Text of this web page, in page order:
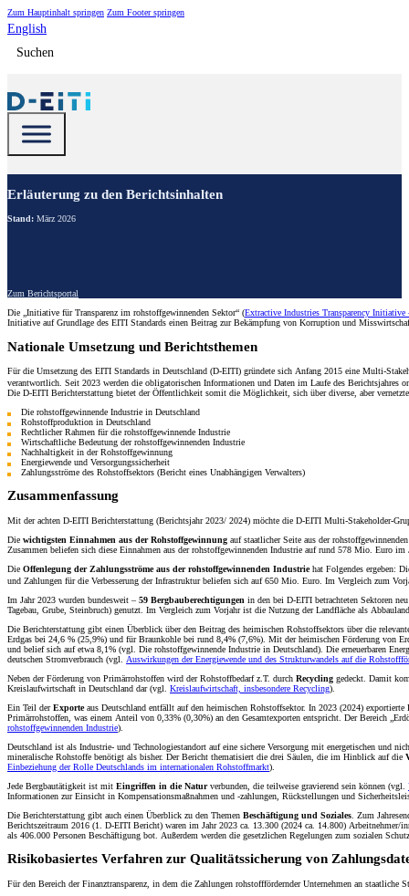
Zum Hauptinhalt springen Zum Footer springen
English
Suchen
Erläuterung zu den Berichtsinhalten
Stand: März 2026
Zum Berichtsportal
Die „Initiative für Transparenz im rohstoffgewinnenden Sektor“ (Extractive Industries Transparency Initiative
Initiative auf Grundlage des EITI Standards einen Beitrag zur Bekämpfung von Korruption und
Nationale Umsetzung und Berichtsthemen
Für die Umsetzung des EITI Standards in Deutschland (D-EITI) gründete sich Anfang 2015 eine Multi-
verantwortlich. Seit 2023 werden die obligatorischen Informationen und Daten im Laufe des Berichtsjahres
Die D-EITI Berichterstattung bietet der Öffentlichkeit somit die Möglichkeit, sich über diverse, aber
Die rohstoffgewinnende Industrie in Deutschland
Rohstoffproduktion in Deutschland
Rechtlicher Rahmen für die rohstoffgewinnende Industrie
Wirtschaftliche Bedeutung der rohstoffgewinnenden Industrie
Nachhaltigkeit in der Rohstoffgewinnung
Energiewende und Versorgungssicherheit
Zahlungsströme des Rohstoffsektors (Bericht eines Unabhängigen Verwalters)
Zusammenfassung
Mit der achten D-EITI Berichterstattung (Berichtsjahr 2023/ 2024) möchte die D-EITI Multi-Stakeholder-
Die wichtigsten Einnahmen aus der Rohstoffgewinnung auf staatlicher Seite aus der
Zusammen beliefen sich diese Einnahmen aus der rohstoffgewinnenden Industrie auf rund 578 Mio. Euro
Die Offenlegung der Zahlungsströme aus der rohstoffgewinnenden Industriehat Folgendes ergeben:
und Zahlungen für die Verbesserung der Infrastruktur beliefen sich auf 650 Mio. Euro. Im Vergleich zum
Im Jahr 2023 wurden bundesweit – 59 Bergbauberechtigungen in den bei D-EITI betrachteten Sektoren
Tagebau, Grube, Steinbruch) genutzt. Im Vergleich zum Vorjahr ist die Nutzung der Landfläche als
Die Berichterstattung gibt einen Überblick über den Beitrag des heimischen Rohstoffsektors über die
Erdgas bei 24,6 % (25,9%) und für Braunkohle bei rund 8,4% (7,6%). Mit der heimischen Förderung von
und belief sich auf etwa 8,1% (vgl. Die rohstoffgewinnende Industrie in Deutschland). Die erneuerbaren
deutschen Stromverbrauch (vgl. Auswirkungen der Energiewende und des Strukturwandels auf die
Neben der Förderung von Primärrohstoffen wird der Rohstoffbedarf z.T. durch Recycling gedeckt. Damit
Kreislaufwirtschaft in Deutschland dar (vgl. Kreislaufwirtschaft, insbesondere Recycling).
Ein Teil derExporteaus Deutschland entfällt auf den heimischen Rohstoffsektor. In 2023 (2024)
Primärrohstoffen, was einem Anteil von 0,33% (0,30%) an den Gesamtexporten entspricht. Der Bereich
rohstoffgewinnenden Industrie).
Deutschland ist als Industrie- und Technologiestandort auf eine sichere Versorgung mit energetischen und
mineralische Rohstoffe benötigt als bisher. Der Bericht thematisiert die drei Säulen, die im Hinblick auf die
Einbeziehung der Rolle Deutschlands im internationalen Rohstoffmarkt).
Jede Bergbautätigkeit ist mit Eingriffen in die Naturverbunden, die teilweise gravierend sein können (vgl.
Informationen zur Einsicht in Kompensationsmaßnahmen und -zahlungen, Rückstellungen und
Die Berichterstattung gibt auch einen Überblick zu den Themen Beschäftigung und Soziales . Zum
Berichtszeitraum 2016 (1. D-EITI Bericht) waren im Jahr 2023 ca. 13.300 (2024 ca. 14.800) Arbeitnehmer/
als 406.000 Personen Beschäftigung bot. Außerdem werden die gesetzlichen Regelungen zum sozialen
Risikobasiertes Verfahren zur Qualitätssicherung von
Für den Bereich der Finanztransparenz, in dem die Zahlungen rohstofffördernder Unternehmen an